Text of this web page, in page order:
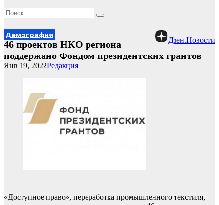
Дзен.Новости
Демография
46 проектов НКО региона
поддержано Фондом президентских грантов
Редакция
Янв 19, 2022
«Доступное право», переработка промышленного текстиля,